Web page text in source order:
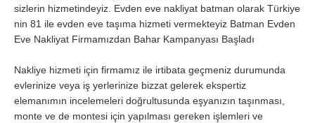
sizlerin hizmetindeyiz. Evden eve nakliyat batman olarak Türkiye
nin 81 ile evden eve taşıma hizmeti vermekteyiz Batman Evden
Eve Nakliyat Firmamızdan Bahar Kampanyası Başladı
Nakliye hizmeti için firmamız ile irtibata geçmeniz durumunda
evlerinize veya iş yerlerinize bizzat gelerek ekspertiz
elemanımın incelemeleri doğrultusunda eşyanızın taşınması,
monte ve de montesi için yapılması gereken işlemleri ve